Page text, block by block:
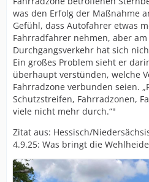
was den Erfolg der Maßnahme
Gefühl, dass Autofahrer etwas
Fahrradfahrer nehmen, aber am
Durchgangsverkehr hat sich
Ein großes Problem sieht er
überhaupt verstünden, welche
Fahrradzone verbunden seien.
Schutzstreifen, Fahrradzonen,
viele nicht mehr durch.“"
Zitat aus: Hessisch/
4.9.25: Was bringt die